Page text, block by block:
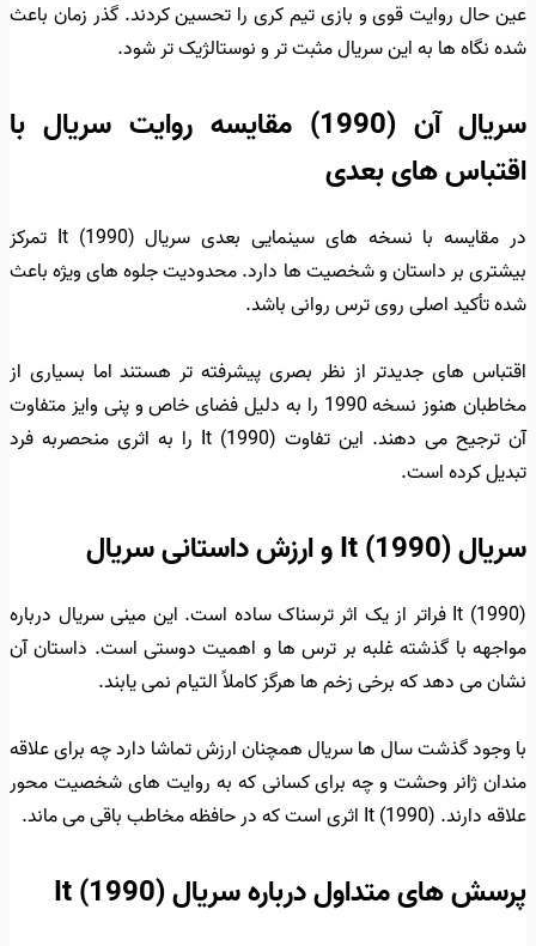
عین حال روایت قوی و بازی تیم کری را تحسین کردند. گذر زمان باعث
شده نگاه ها به این سریال مثبت تر و نوستالژیک تر شود.
سریال آن (1990) مقایسه روایت سریال با
اقتباس های بعدی
در مقایسه با نسخه های سینمایی بعدی سریال It (1990) تمرکز
بیشتری بر داستان و شخصیت ها دارد. محدودیت جلوه های ویژه باعث
شده تأکید اصلی روی ترس روانی باشد.
اقتباس های جدیدتر از نظر بصری پیشرفته تر هستند اما بسیاری از
مخاطبان هنوز نسخه 1990 را به دلیل فضای خاص و پنی وایز متفاوت
آن ترجیح می دهند. این تفاوت It (1990) را به اثری منحصربه فرد
تبدیل کرده است.
سریال It (1990) و ارزش داستانی سریال
It (1990) فراتر از یک اثر ترسناک ساده است. این مینی سریال درباره
مواجهه با گذشته غلبه بر ترس ها و اهمیت دوستی است. داستان آن
نشان می دهد که برخی زخم ها هرگز کاملاً التیام نمی یابند.
با وجود گذشت سال ها سریال همچنان ارزش تماشا دارد چه برای علاقه
مندان ژانر وحشت و چه برای کسانی که به روایت های شخصیت محور
علاقه دارند. It (1990) اثری است که در حافظه مخاطب باقی می ماند.
پرسش های متداول درباره سریال It (1990)